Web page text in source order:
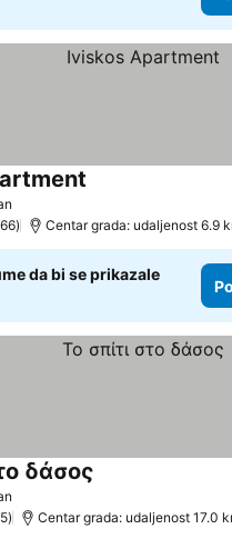
66 Centar grada: udaljenost 6.9
da bi se prikazale
δάσος
5 Centar grada: udaljenost 17.0